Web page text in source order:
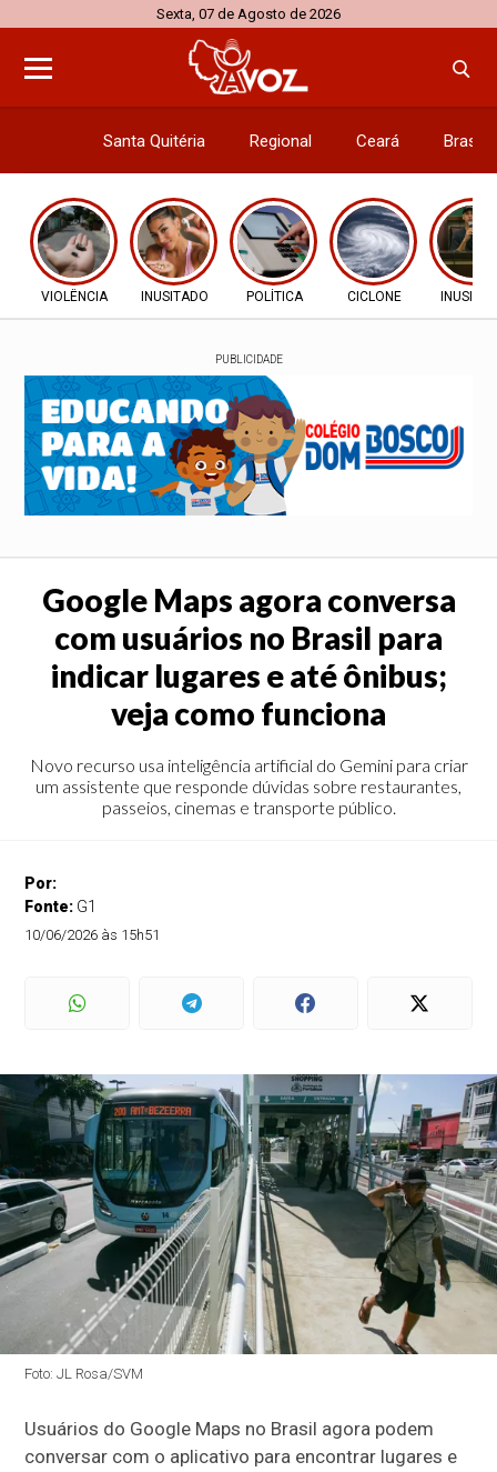
Sexta, 07 de Agosto de 2026
Santa Quitéria Regional Ceará Brasil
VIOLÊNCIA INUSITADO POLÍTICA CICLONE
PUBLICIDADE
Google Maps agora conversa
com usuários no Brasil para
indicar lugares e até ônibus;
veja como funciona
Novo recurso usa inteligência artificial do Gemini para criar
um assistente que responde dúvidas sobre restaurantes,
passeios, cinemas e transporte público.
Por:
Fonte: G1
10/06/2026 às 15h51
Foto: JL Rosa/SVM
Usuários do Google Maps no Brasil agora podem
conversar com o aplicativo para encontrar lugares e